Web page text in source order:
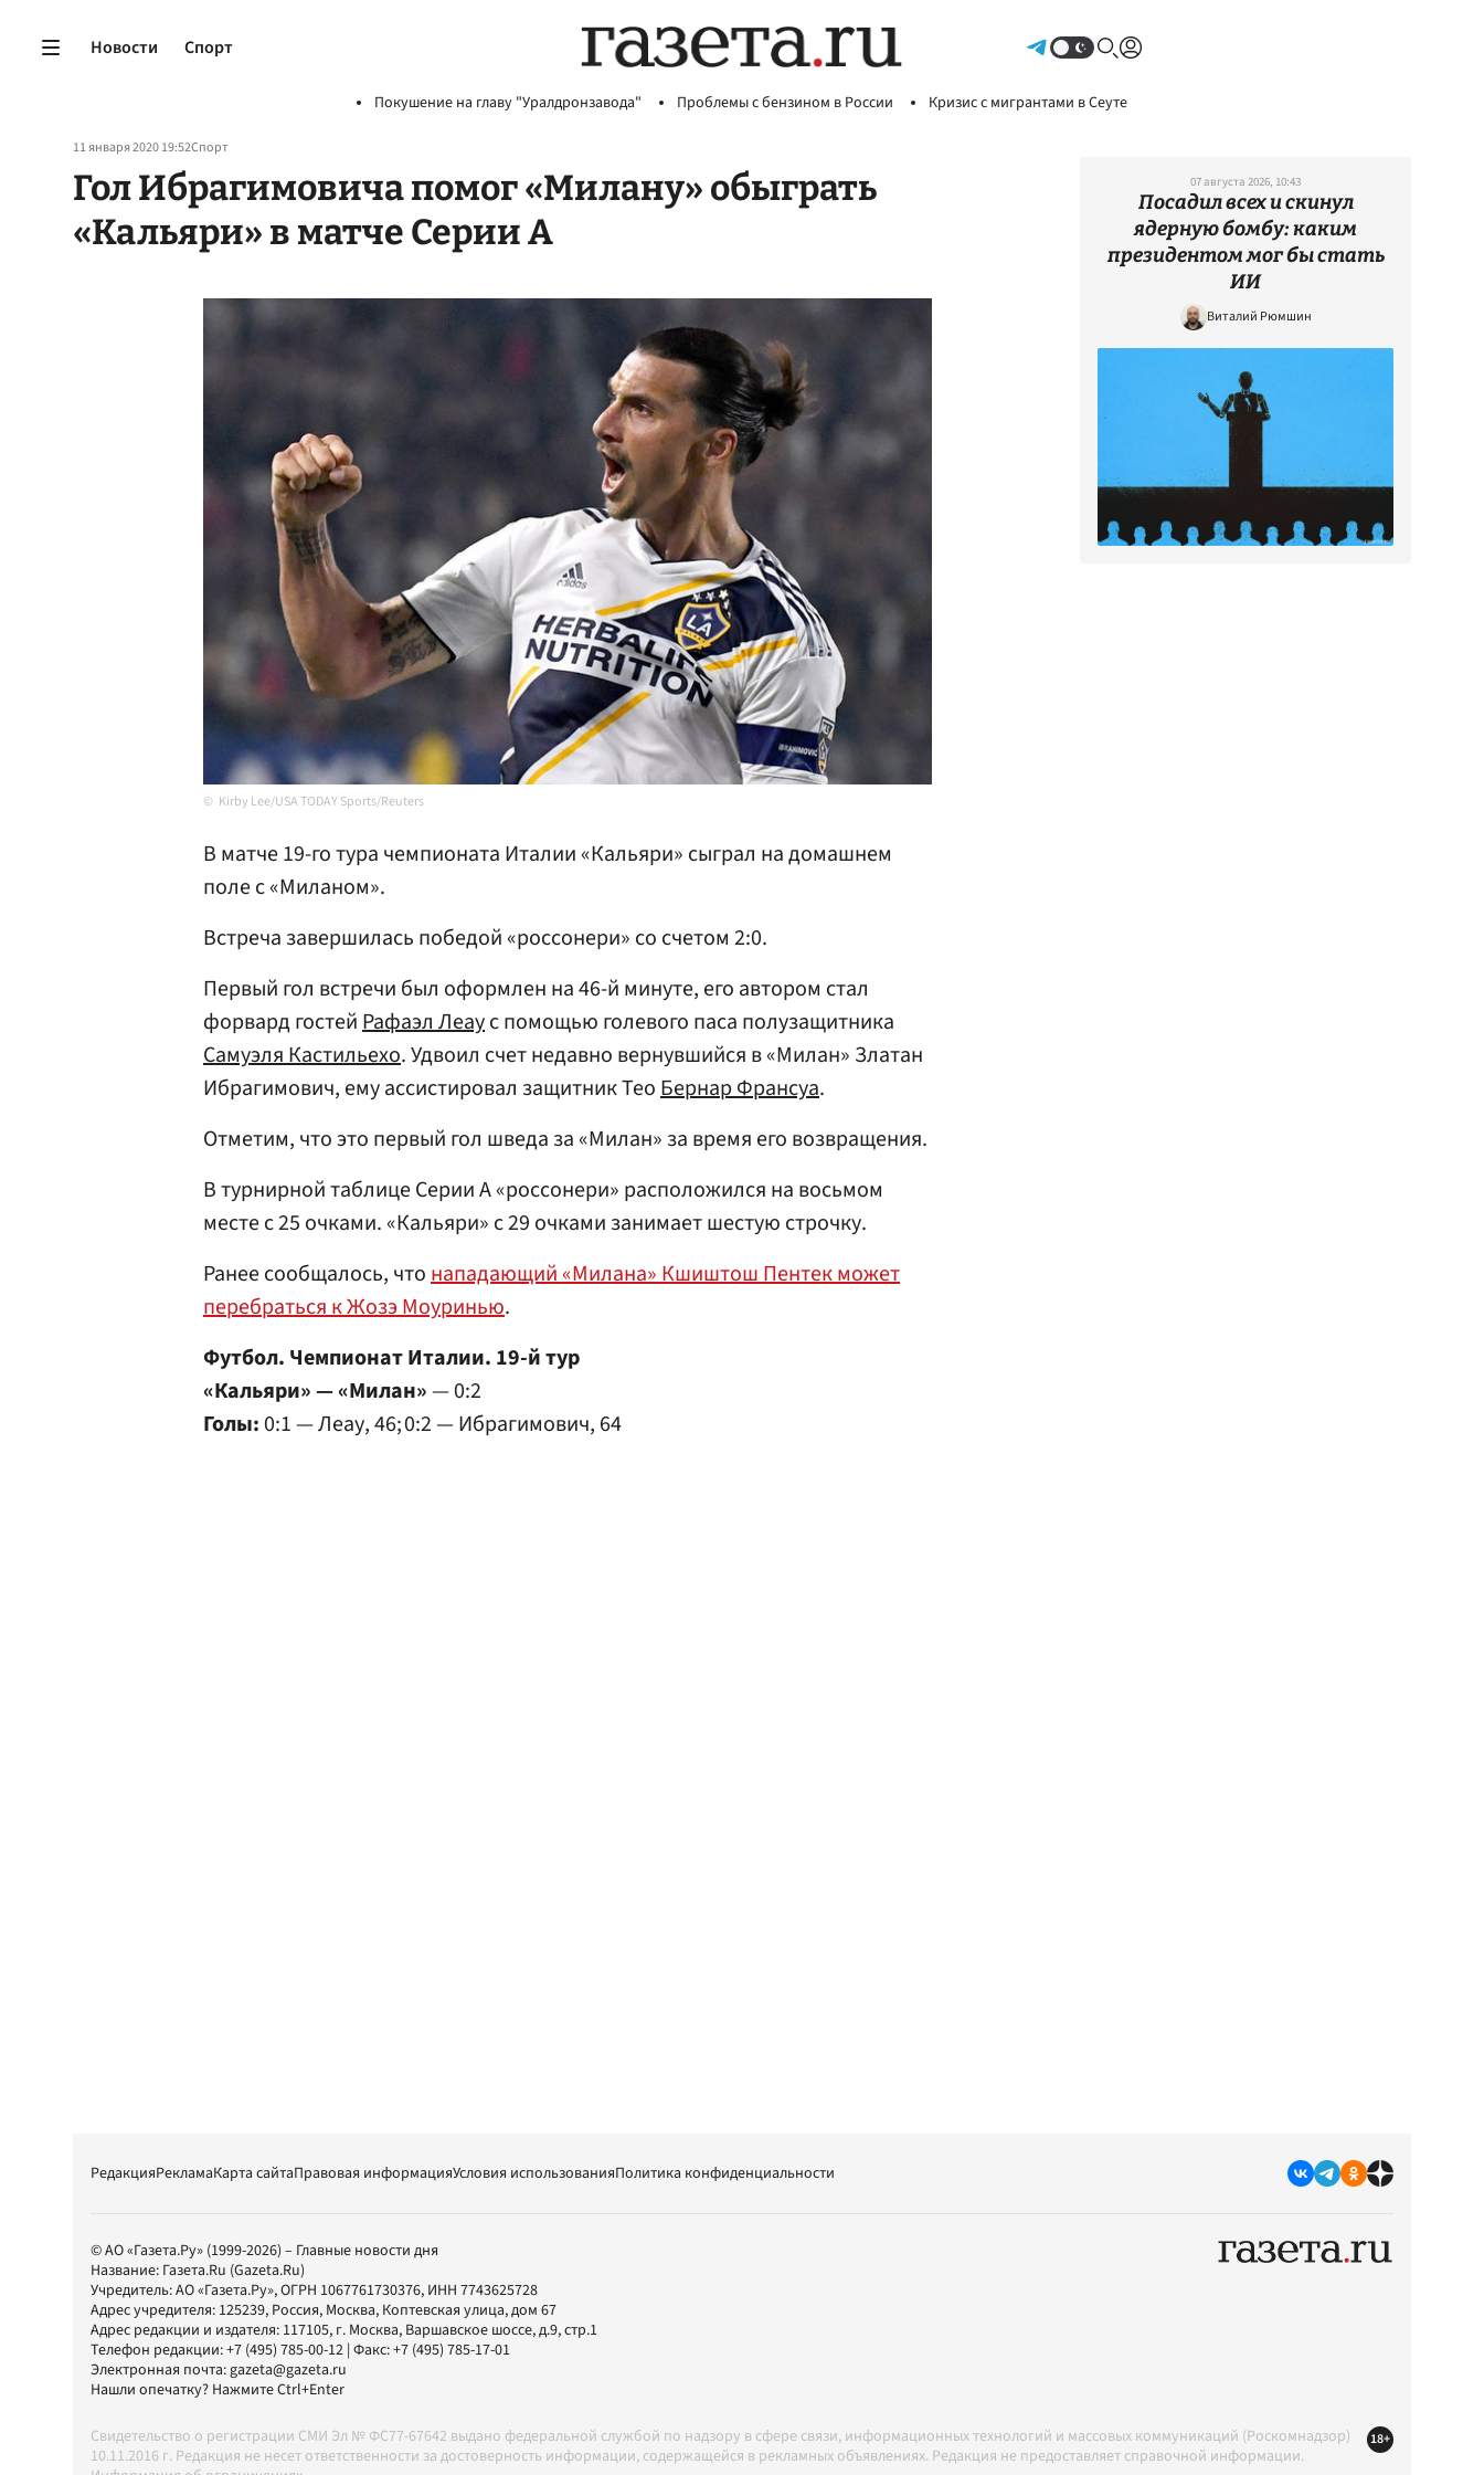
Новости Спорт
Покушение на главу "Уралдронзавода" Проблемы с бензином в России Кризис с мигрантами в Сеуте
11 января 2020 19:52Спорт
Гол Ибрагимовича помог «Милану» обыграть
«Кальяри» в матче Серии А
Kirby Lee/USA TODAY Sports/Reuters
В матче 19-го тура чемпионата Италии «Кальяри» сыграл на домашнем
поле с «Миланом».
Встреча завершилась победой «россонери» со счетом 2:0.
Первый гол встречи был оформлен на 46-й минуте, его автором стал
форвард гостейРафаэл Леаус помощью голевого паса полузащитника
Самуэля Кастильехо. Удвоил счет недавно вернувшийся в «Милан» Златан
Ибрагимович, ему ассистировал защитник ТеоБернар Франсуа.
Отметим, что это первый гол шведа за «Милан» за время его возвращения.
В турнирной таблице Серии А «россонери» расположился на восьмом
месте с 25 очками. «Кальяри» с 29 очками занимает шестую строчку.
Ранее сообщалось, чтонападающий «Милана» Кшиштош Пентек может
перебраться к Жозэ Моуринью.
Футбол. Чемпионат Италии. 19-й тур
«Кальяри» — «Милан»— 0:2
Голы:0:1 — Леау, 46; 0:2 — Ибрагимович, 64
07 августа 2026, 10:43
Посадил всех и скинул
ядерную бомбу: каким
президентом мог бы стать
ИИ
Виталий Рюмшин
РедакцияРекламаКарта сайтаПравовая информацияУсловия использованияПолитика конфиденциальности
© АО «Газета.Ру» (1999-2026) – Главные новости дня
Название: Газета.Ru (Gazeta.Ru)
Учредитель:АО «Газета.Ру», ОГРН 1067761730376, ИНН 7743625728
Адрес учредителя: 125239, Россия, Москва, Коптевская улица, дом 67
Адрес редакции и издателя: 117105, г. Москва, Варшавское шоссе, д.9, стр.1
Телефон редакции:+7 (495) 785-00-12 | Факс:+7 (495) 785-17-01
Электронная почта:gazeta@gazeta.ru
Нашли опечатку? Нажмите Ctrl+Enter
Свидетельство о регистрации СМИ Эл № ФС77-67642 выдано федеральной службой по надзору в сфере связи, информационных технологий и массовых коммуникаций (Роскомнадзор)
10.11.2016 г. Редакция не несет ответственности за достоверность информации, содержащейся в рекламных объявлениях. Редакция не предоставляет справочной информации.
18+